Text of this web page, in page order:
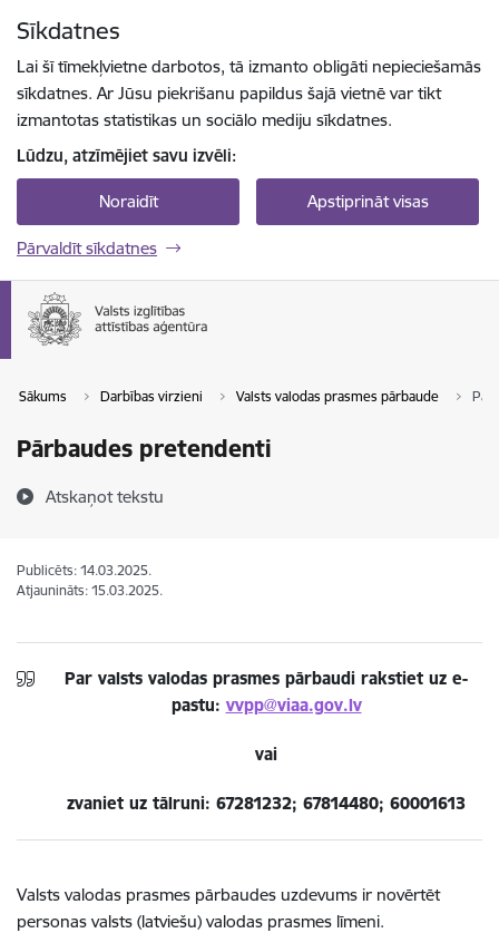
Sīkdatnes
Lai šī tīmekļvietne darbotos, tā izmanto obligāti nepieciešamās
sīkdatnes. Ar Jūsu piekrišanu papildus šajā vietnē var tikt
izmantotas statistikas un sociālo mediju sīkdatnes.
Lūdzu, atzīmējiet savu izvēli:
Noraidīt Apstiprināt visas
Pārvaldīt sīkdatnes
Sākums Darbības virzieni Valsts valodas prasmes pārbaude
Pārbaudes pretendenti
Atskaņot tekstu
Publicēts: 14.03.2025.
Atjaunināts: 15.03.2025.
Par valsts valodas prasmes pārbaudi rakstiet uz e-
pastu: vvpp@viaa.gov.lv
vai
zvaniet uz tālruni: 67281232; 67814480; 60001613
Valsts valodas prasmes pārbaudes uzdevums ir novērtēt
personas valsts (latviešu) valodas prasmes līmeni.